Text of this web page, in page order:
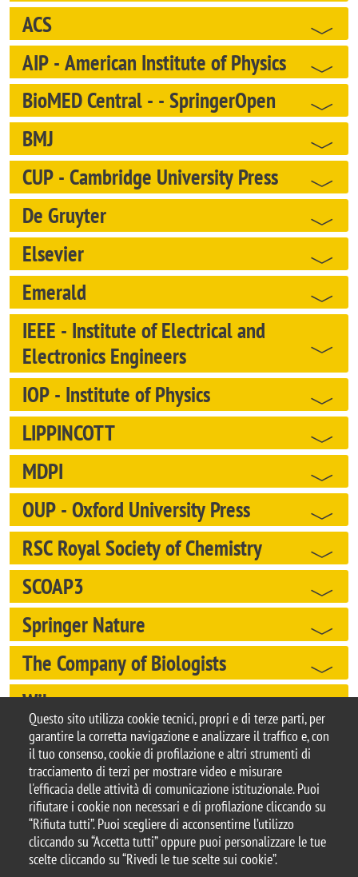
Questo sito utilizza cookie tecnici, propri e di terze parti, per
garantire la corretta navigazione e analizzare il traffico e, con
il tuo consenso, cookie di profilazione e altri strumenti di
tracciamento di terzi per mostrare video e misurare
l'efficacia delle attività di comunicazione istituzionale. Puoi
rifiutare i cookie non necessari e di profilazione cliccando su
“Rifiuta tutti”. Puoi scegliere di acconsentirne l’utilizzo
cliccando su “Accetta tutti” oppure puoi personalizzare le tue
scelte cliccando su “Rivedi le tue scelte sui cookie”.
ACS
AIP - American Institute of Physics
BioMED Central - - SpringerOpen
BMJ
CUP - Cambridge University Press
De Gruyter
Elsevier
Emerald
IEEE - Institute of Electrical and
Electronics Engineers
IOP - Institute of Physics
LIPPINCOTT
MDPI
OUP - Oxford University Press
RSC Royal Society of Chemistry
SCOAP3
Springer Nature
The Company of Biologists
Wiley
© 2025 Biblioteca di Ateneo – Università degli
Studi di Milano-Bicocca
Piazza dell'Ateneo Nuovo, 1 - 20126, Milano
Casella PEC:ateneo.bicocca@pec.unimib.it
P.I. 12621570154 | biblioteca@unimib.it